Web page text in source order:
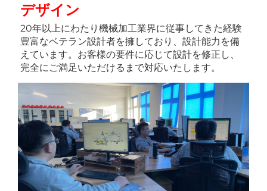
デザイン
20年以上にわたり機械加工業界に従事してきた経験
豊富なベテラン設計者を擁しており、設計能力を備
えています。お客様の要件に応じて設計を修正し、
完全にご満足いただけるまで対応いたします。